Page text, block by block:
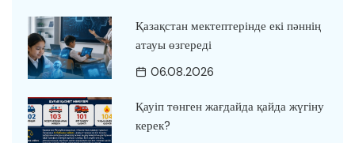
Қазақстан мектептерінде екі пәннің
атауы өзгереді
06.08.2026
Қауіп төнген жағдайда қайда жүгіну
керек?